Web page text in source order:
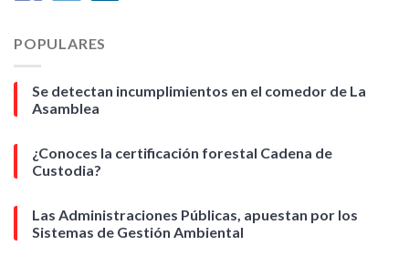
POPULARES
Se detectan incumplimientos en el comedor de La
Asamblea
¿Conoces la certificación forestal Cadena de
Custodia?
Las Administraciones Públicas, apuestan por los
Sistemas de Gestión Ambiental